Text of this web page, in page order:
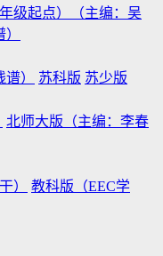
级起点）（主编：吴
） 苏科版 苏少版
北师大版（主编：李春
）
教科版（EEC学